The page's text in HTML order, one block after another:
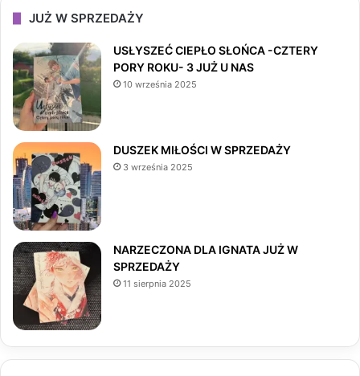
c
e
b
k
a
T
o
JUŻ W SPRZEDAŻY
USŁYSZEĆ CIEPŁO SŁOŃCA -CZTERY
PORY ROKU- 3 JUŻ U NAS
10 września 2025
DUSZEK MIŁOŚCI W SPRZEDAŻY
3 września 2025
NARZECZONA DLA IGNATA JUŻ W
SPRZEDAŻY
11 sierpnia 2025